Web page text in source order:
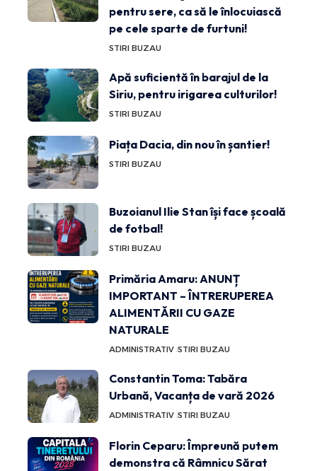
pentru sere, ca să le înlocuiască
pe cele sparte de furtuni!
STIRI BUZAU
Apă suficientă în barajul de la
Siriu, pentru irigarea culturilor!
STIRI BUZAU
Piața Dacia, din nou în șantier!
STIRI BUZAU
Buzoianul Ilie Stan își face școală
de fotbal!
STIRI BUZAU
Primăria Amaru: ANUNȚ
IMPORTANT – ÎNTRERUPEREA
ALIMENTĂRII CU GAZE
NATURALE
ADMINISTRATIV STIRI BUZAU
Constantin Toma: Tabăra
Urbană, Vacanța de vară 2026
ADMINISTRATIV STIRI BUZAU
Florin Ceparu: Împreună putem
demonstra că Râmnicu Sărat